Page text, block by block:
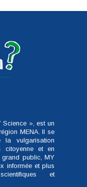
», est un
MENA. Il se
la vulgarisation
citoyenne et en
grand public, MY
informée et plus
et